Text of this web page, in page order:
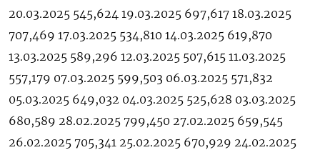
20.03.2025 545,624 19.03.2025 697,617 18.03.2025
707,469 17.03.2025 534,810 14.03.2025 619,870
13.03.2025 589,296 12.03.2025 507,615 11.03.2025
557,179 07.03.2025 599,503 06.03.2025 571,832
05.03.2025 649,032 04.03.2025 525,628 03.03.2025
680,589 28.02.2025 799,450 27.02.2025 659,545
26.02.2025 705,341 25.02.2025 670,929 24.02.2025